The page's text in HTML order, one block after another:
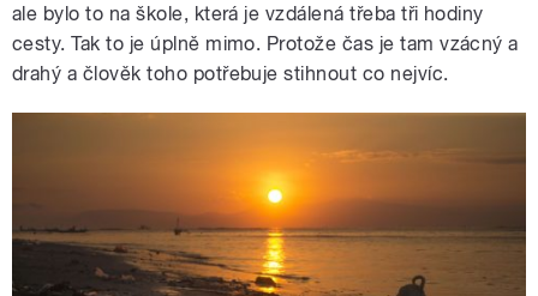
ale bylo to na škole, která je vzdálená třeba tři hodiny
cesty. Tak to je úplně mimo. Protože čas je tam vzácný a
drahý a člověk toho potřebuje stihnout co nejvíc.